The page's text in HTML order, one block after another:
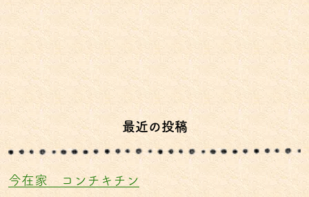
最近の投稿
今在家 コンチキチン